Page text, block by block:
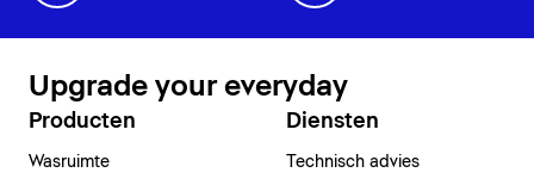
Upgrade your everyday
Producten
Wasruimte
Diensten
Technisch advies